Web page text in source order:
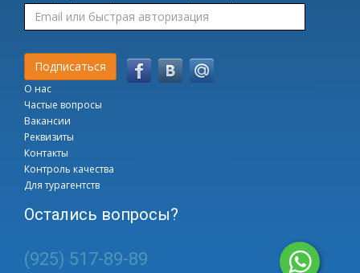
О нас
Частые вопросы
Вакансии
Реквизиты
Контакты
Контроль качества
Для турагентств
Остались вопросы?
(925) 517-89-89